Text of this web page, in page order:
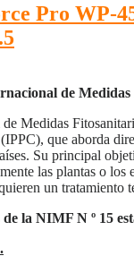
Pro WP-
de Medidas
Medidas
que aborda
Su principal
las plantas o
un
la NIMF N º 15